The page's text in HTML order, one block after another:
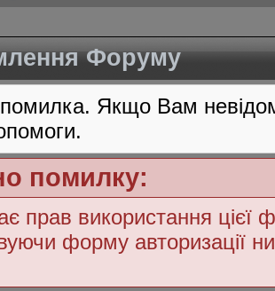
Форуму
Якщо Вам
помилку:
прав використання цієї
форму авторизації